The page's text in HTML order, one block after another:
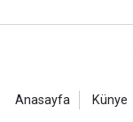
Anasayfa Künye